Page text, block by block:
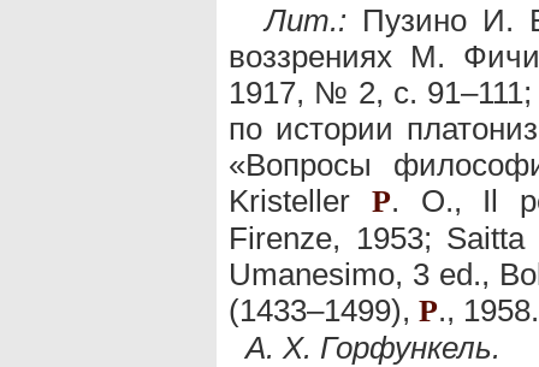
Лит.: Пузино И.
воззрениях М.
1917, № 2, с.
по истории
«Вопросы
Kristeller P. О., Il
Firenze, 1953;
Umanesimo, 3 ed.,
(1433–1499), P., 1958.
А. Х. Горфункель.